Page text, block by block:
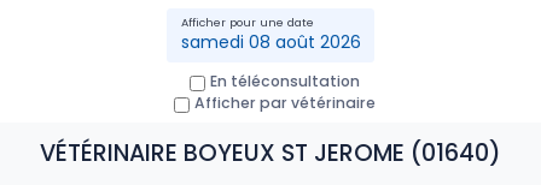
samedi 08 août 2026
En téléconsultation
Afficher par vétérinaire
VÉTÉRINAIRE BOYEUX ST JEROME (01640)